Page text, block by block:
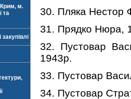
Крим, м.
та
30. Пляка Нестор
31. Прядко Нюра,
32. Пустовар
1943р.
33. Пустовар
34. Пустовар